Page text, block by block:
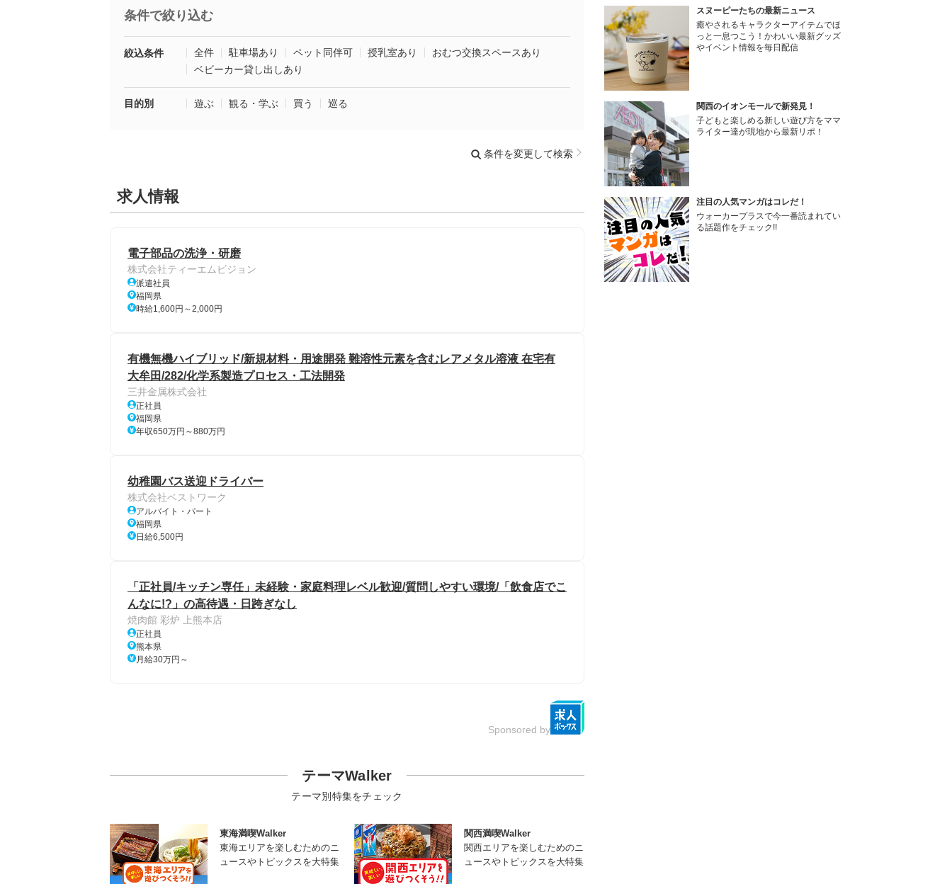
条件で絞り込む
絞込条件 全件 駐車場あり ペット同伴可 授乳室あり
おむつ交換スペースあり
ベビーカー貸し出しあり
目的別 遊ぶ 観る・学ぶ 買う 巡る
条件を変更して検索
求人情報
電子部品の洗浄・研磨
株式会社ティーエムビジョン
派遣社員
福岡県
時給1,600円～2,000円
有機無機ハイブリッド/新規材料・用途開発 難溶性元素を含むレアメタル溶液 在宅有
大牟田/282/化学系製造プロセス・工法開発
三井金属株式会社
正社員
福岡県
年収650万円～880万円
幼稚園バス送迎ドライバー
株式会社ベストワーク
アルバイト・パート
福岡県
日給6,500円
「正社員/キッチン専任」未経験・家庭料理レベル歓迎/質問しやすい環境/「飲食店でこ
んなに!?」の高待遇・日跨ぎなし
焼肉館 彩炉 上熊本店
正社員
熊本県
月給30万円～
Sponsored by
テーマWalker
テーマ別特集をチェック
東海満喫Walker
東海エリアを楽しむためのニ
ュースやトピックスを大特集
関西満喫Walker
関西エリアを楽しむためのニ
ュースやトピックスを大特集
スヌーピーたちの最新ニュース
癒やされるキャラクターアイテムでほ
っと一息つこう！かわいい最新グッズ
やイベント情報を毎日配信
関西のイオンモールで新発見！
子どもと楽しめる新しい遊び方をママ
ライター達が現地から最新リポ！
注目の人気マンガはコレだ！
ウォーカープラスで今一番読まれてい
る話題作をチェック!!